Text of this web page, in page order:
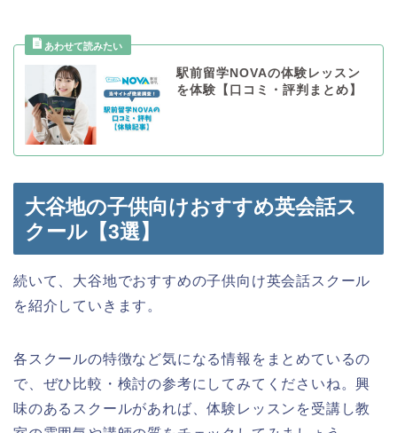
駅前留学NOVAの体験レッスン
を体験【口コミ・評判まとめ】
大谷地の子供向けおすすめ英会話ス
クール【3選】
続いて、大谷地でおすすめの子供向け英会話スクール
を紹介していきます。
各スクールの特徴など気になる情報をまとめているの
で、ぜひ比較・検討の参考にしてみてくださいね。興
味のあるスクールがあれば、体験レッスンを受講し教